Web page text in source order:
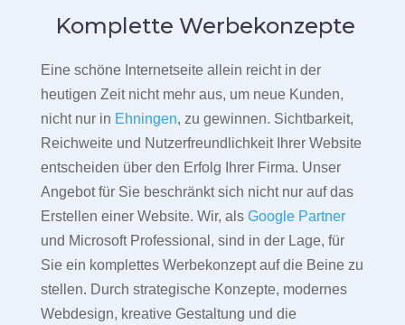
Komplette Werbekonzepte
Eine schöne Internetseite allein reicht in der
heutigen Zeit nicht mehr aus, um neue Kunden,
nicht nur in Ehningen, zu gewinnen. Sichtbarkeit,
Reichweite und Nutzerfreundlichkeit Ihrer Website
entscheiden über den Erfolg Ihrer Firma. Unser
Angebot für Sie beschränkt sich nicht nur auf das
Erstellen einer Website. Wir, als Google Partner
und Microsoft Professional, sind in der Lage, für
Sie ein komplettes Werbekonzept auf die Beine zu
stellen. Durch strategische Konzepte, modernes
Webdesign, kreative Gestaltung und die